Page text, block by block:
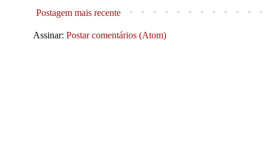
Postagem mais recente
Assinar: Postar comentários (Atom)